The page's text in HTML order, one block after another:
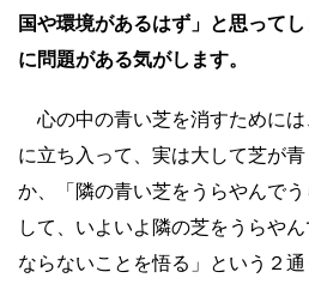
国や環境があるはず」と思って
に問題がある気がします。
心の中の青い芝を消すために
に立ち入って、実は大して芝が青
か、「隣の青い芝をうらやんで
して、いよいよ隣の芝をうらや
ならないことを悟る」という２